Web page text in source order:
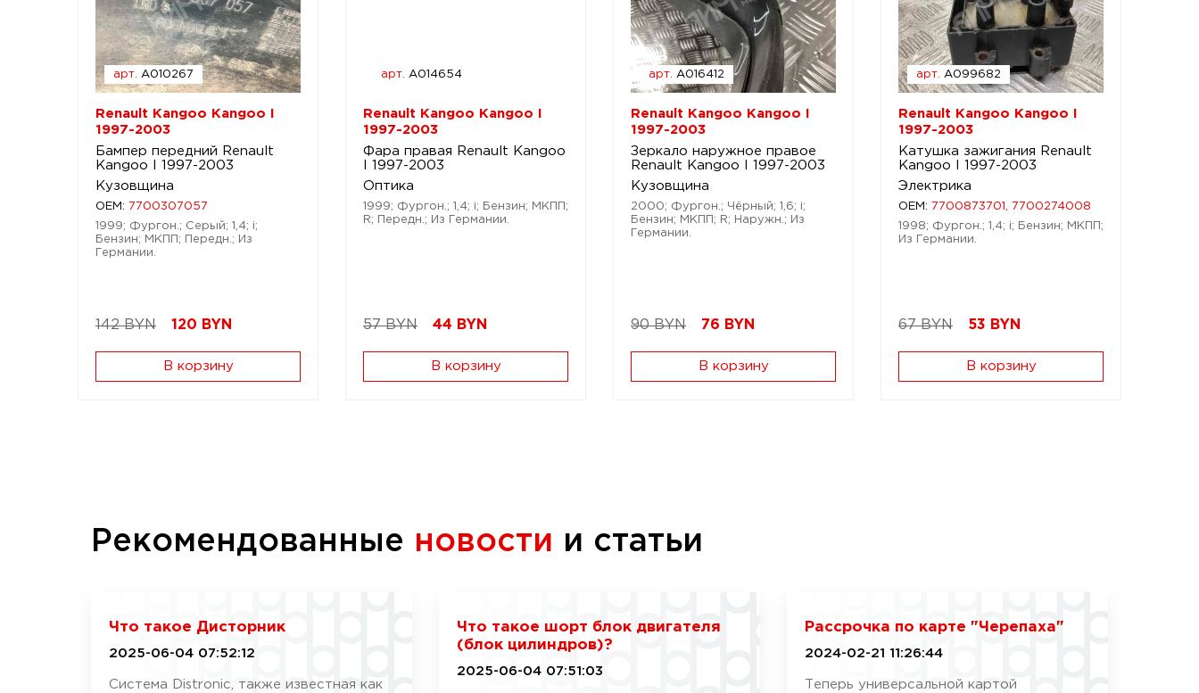
арт. A010267
Renault Kangoo Kangoo I
1997-2003
Бампер передний Renault
Kangoo I 1997-2003
Кузовщина
OEM:
7700307057
1999; Фургон.; Серый; 1,4; i;
Бензин; МКПП; Передн.; Из
Германии.
142 BYN 120 BYN
В корзину
арт. A014654
Renault Kangoo Kangoo I
1997-2003
Фара правая Renault Kangoo
I 1997-2003
Оптика
1999; Фургон.; 1,4; i; Бензин; МКПП;
R; Передн.; Из Германии.
57 BYN 44 BYN
В корзину
арт. A016412
Renault Kangoo Kangoo I
1997-2003
Зеркало наружное правое
Renault Kangoo I 1997-2003
Кузовщина
2000; Фургон.; Чёрный; 1,6; i;
Бензин; МКПП; R; Наружн.; Из
Германии.
90 BYN 76 BYN
В корзину
арт. A099682
Renault Kangoo Kangoo I
1997-2003
Катушка зажигания Renault
Kangoo I 1997-2003
Электрика
OEM:
7700873701, 7700274008
1998; Фургон.; 1,4; i; Бензин; МКПП;
Из Германии.
67 BYN 53 BYN
В корзину
Рекомендованные новости и статьи
Что такое Дисторник
2025-06-04 07:52:12
Система Distronic, также известная как
Что такое шорт блок двигателя
(блок цилиндров)?
2025-06-04 07:51:03
Рассрочка по карте "Черепаха"
2024-02-21 11:26:44
Теперь универсальной картой